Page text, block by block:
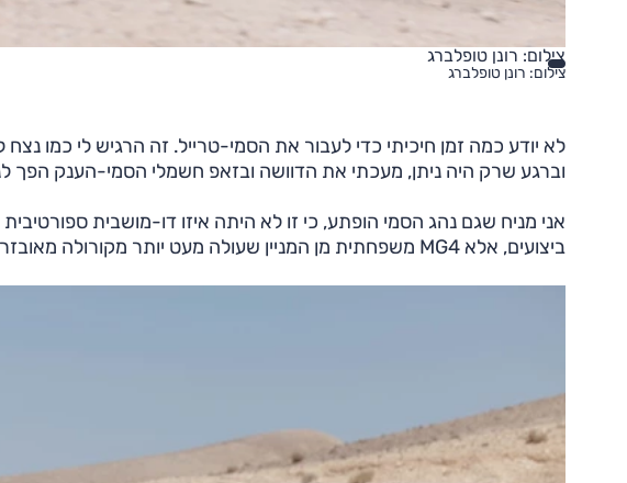
צילום: רונן טופלברג
צילום: רונן טופלברג
לא יודע כמה זמן חיכיתי כדי לעבור את הסמי-טרייל. זה הרגיש לי כמו
וברגע שרק היה ניתן, מעכתי את הדוושה ובזאפ חשמלי הסמי-הענק הפך
אני מניח שגם נהג הסמי הופתע, כי זו לא היתה איזו דו-מושבית
ביצועים, אלא MG4 משפחתית מן המניין שעולה מעט יותר מקורולה מאובזרת.